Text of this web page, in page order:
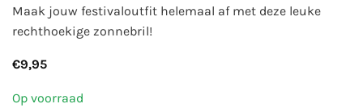
Maak jouw festivaloutfit helemaal af met deze leuke
rechthoekige zonnebril!
€9,95
Op voorraad